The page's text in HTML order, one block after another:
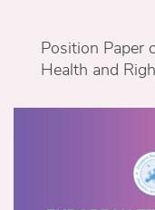
Position Paper
Health and